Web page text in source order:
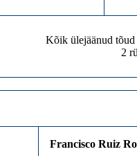
Kõik ülejäänud
2
Francisco Ruiz